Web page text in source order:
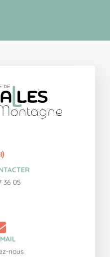
36 05
nous